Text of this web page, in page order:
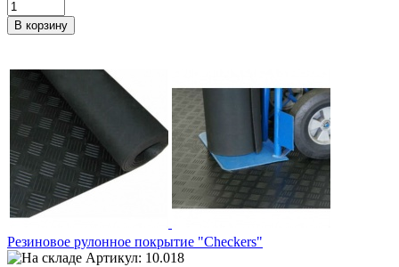
Резиновое рулонное покрытие "Checkers"
Артикул: 10.018